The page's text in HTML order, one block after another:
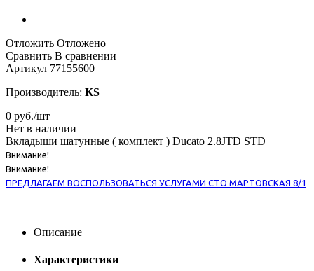
Отложить Отложено
Сравнить В сравнении
Артикул 77155600
Производитель: KS
0 руб./шт
Нет в наличии
Вкладыши шатунные ( комплект ) Ducato 2.8JTD STD
Внимание!
Внимание!
ПРЕДЛАГАЕМ ВОСПОЛЬЗОВАТЬСЯ УСЛУГАМИ СТО МАРТОВСКАЯ 8/1
Описание
Характеристики